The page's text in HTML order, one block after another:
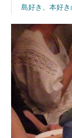
島好き、本好